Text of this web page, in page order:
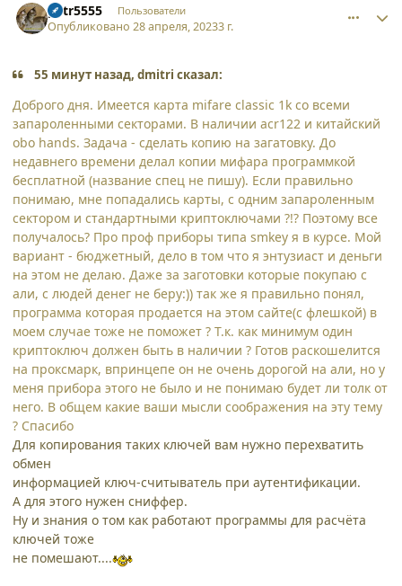
petr5555 Пользователи
Опубликовано28 апреля, 20233 г.
55 минут назад, dmitri сказал:
Доброго дня. Имеется карта mifare classic 1k со всеми
запароленными секторами. В наличии acr122 и китайский
obo hands. Задача - сделать копию на загатовку. До
недавнего времени делал копии мифара программкой
бесплатной (название спец не пишу). Если правильно
понимаю, мне попадались карты, с одним запароленным
сектором и стандартными криптоключами ?!? Поэтому все
получалось? Про проф приборы типа smkey я в курсе. Мой
вариант - бюджетный, дело в том что я энтузиаст и деньги
на этом не делаю. Даже за заготовки которые покупаю с
али, с людей денег не беру:)) так же я правильно понял,
программа которая продается на этом сайте(с флешкой) в
моем случае тоже не поможет ? Т.к. как минимум один
криптоключ должен быть в наличии ? Готов раскошелится
на проксмарк, впринцепе он не очень дорогой на али, но у
меня прибора этого не было и не понимаю будет ли толк от
него. В общем какие ваши мысли соображения на эту тему
? Спасибо
Для копирования таких ключей вам нужно перехватить
обмен
информацией ключ-считыватель при аутентификации.
А для этого нужен сниффер.
Ну и знания о том как работают программы для расчёта
ключей тоже
не помешают....